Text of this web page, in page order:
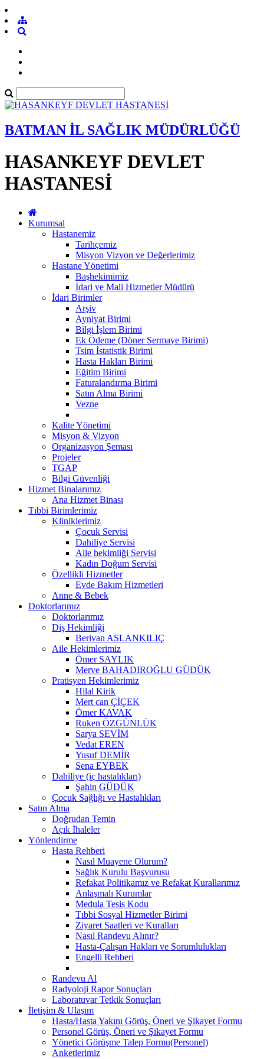
BATMAN İL SAĞLIK MÜDÜRLÜĞÜ
HASANKEYF DEVLET
HASTANESİ
Kurumsal
Hastanemiz
Tarihçemiz
Misyon Vizyon ve Değerlerimiz
Hastane Yönetimi
Başhekimimiz
İdari ve Mali Hizmetler Müdürü
İdari Birimler
Arşiv
Ayniyat Birimi
Bilgi İşlem Birimi
Ek Ödeme (Döner Sermaye Birimi)
Tsim İstatistik Birimi
Hasta Hakları Birimi
Eğitim Birimi
Faturalandırma Birimi
Satın Alma Birimi
Vezne
Kalite Yönetimi
Misyon & Vizyon
Organizasyon Şeması
Projeler
TGAP
Bilgi Güvenliği
Hizmet Binalarımız
Ana Hizmet Binası
Tıbbi Birimlerimiz
Kliniklerimiz
Çocuk Servisi
Dahiliye Servisi
Aile hekimliği Servisi
Kadın Doğum Servisi
Özellikli Hizmetler
Evde Bakım Hizmetleri
Anne & Bebek
Doktorlarımız
Doktorlarımız
Diş Hekimliği
Berivan ASLANKILIÇ
Aile Hekimlerimiz
Ömer SAYLIK
Merve BAHADIROĞLU GÜDÜK
Pratisyen Hekimlerimiz
Hilal Kirik
Mert can ÇİÇEK
Ömer KAVAK
Ruken ÖZGÜNLÜK
Sarya SEVİM
Vedat EREN
Yusuf DEMİR
Sena EYBEK
Dahiliye (iç hastalıkları)
Şahin GÜDÜK
Çocuk Sağlığı ve Hastalıkları
Satın Alma
Doğrudan Temin
Açık İhaleler
Yönlendirme
Hasta Rehberi
Nasıl Muayene Olurum?
Sağlık Kurulu Başvurusu
Refakat Politikamız ve Refakat Kurallarımız
Anlaşmalı Kurumlar
Medula Tesis Kodu
Tıbbi Sosyal Hizmetler Birimi
Ziyaret Saatleri ve Kuralları
Nasıl Randevu Alınır?
Hasta-Çalışan Hakları ve Sorumlulukları
Engelli Rehberi
Randevu Al
Radyoloji Rapor Sonuçları
Laboratuvar Tetkik Sonuçları
İletişim & Ulaşım
Hasta/Hasta Yakını Görüş, Öneri ve Şikayet Formu
Personel Görüş, Öneri ve Şikayet Formu
Yönetici Görüşme Talep Formu(Personel)
Anketlerimiz